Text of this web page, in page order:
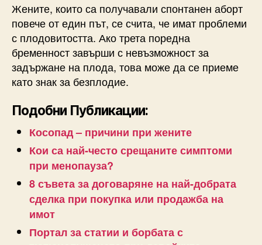
Жените, които са получавали спонтанен аборт
повече от един път, се счита, че имат проблеми
с плодовитостта. Ако трета поредна
бременност завърши с невъзможност за
задържане на плода, това може да се приеме
като знак за безплодие.
Подобни Публикации:
Косопад – причини при жените
Кои са най-често срещаните симптоми
при менопауза?
8 съвета за договаряне на най-добрата
сделка при покупка или продажба на
имот
Портал за статии и борбата с